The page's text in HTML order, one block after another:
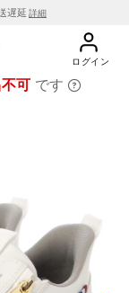
遅延 詳細
ログイン
可 です